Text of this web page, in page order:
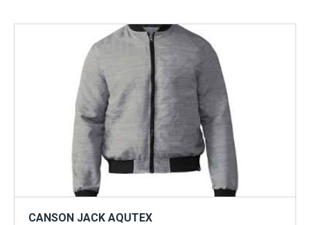
CANSON JACK AQUTEX